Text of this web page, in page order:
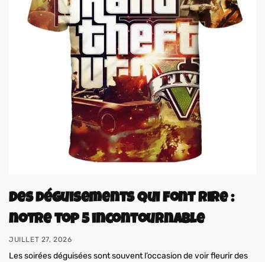
Des déguisements qui font rire :
notre top 5 incontournable
JUILLET 27, 2026
Les soirées déguisées sont souvent l’occasion de voir fleurir des